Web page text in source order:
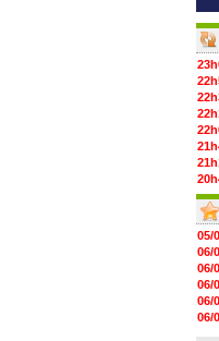
05/
06/
06/
06/
06/
06/